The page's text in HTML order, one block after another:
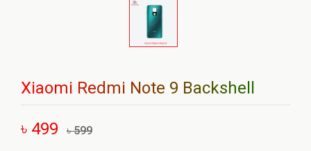
Xiaomi Redmi Note 9 Backshell
৳ 499 ৳ 599